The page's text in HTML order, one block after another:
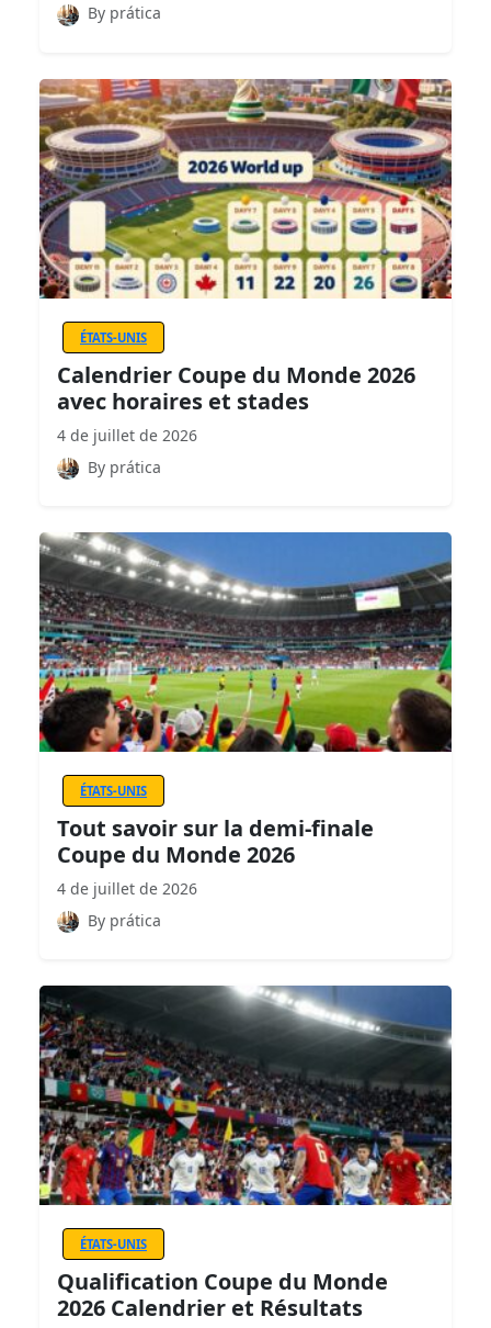
By prática
ÉTATS-UNIS
Calendrier Coupe du Monde 2026
avec horaires et stades
4 de juillet de 2026
By prática
ÉTATS-UNIS
Tout savoir sur la demi-finale
Coupe du Monde 2026
4 de juillet de 2026
By prática
ÉTATS-UNIS
Qualification Coupe du Monde
2026 Calendrier et Résultats